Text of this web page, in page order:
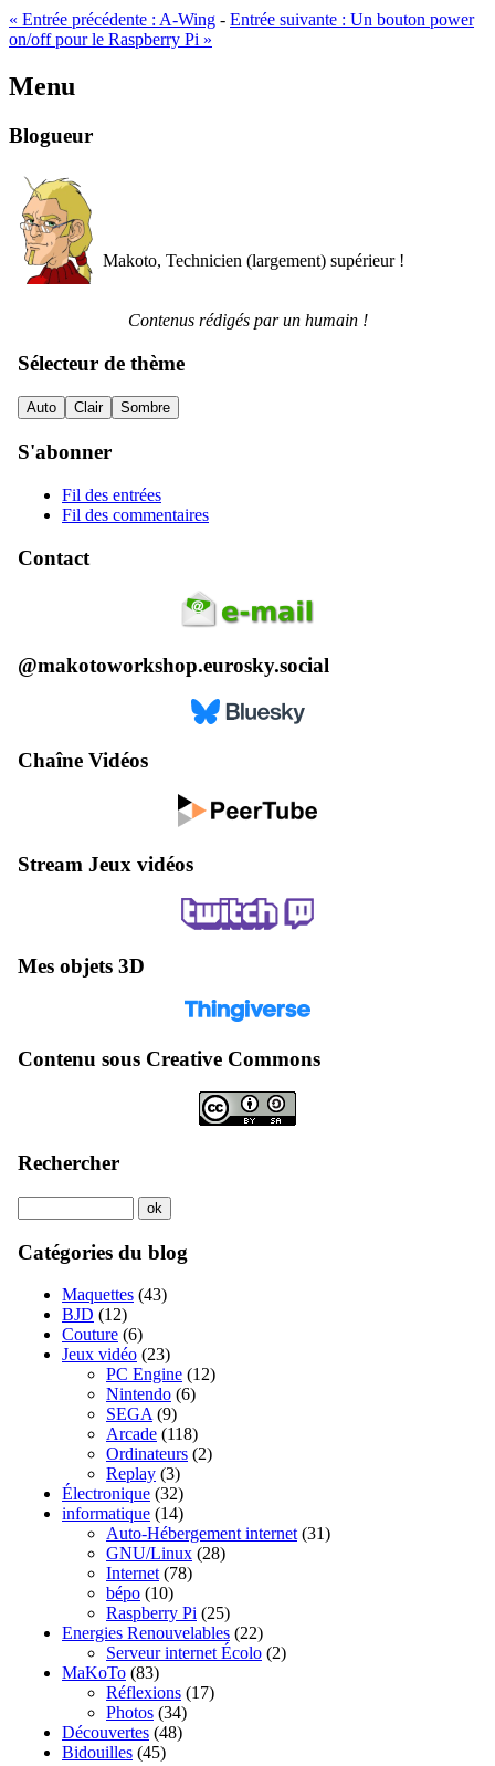
« Entrée précédente : A-Wing - Entrée suivante : Un bouton power
on/off pour le Raspberry Pi »
Menu
Blogueur
Makoto, Technicien (largement) supérieur !
Contenus rédigés par un humain !
Sélecteur de thème
Auto Clair Sombre
S'abonner
Fil des entrées
Fil des commentaires
Contact
@makotoworkshop.eurosky.social
Chaîne Vidéos
Stream Jeux vidéos
Mes objets 3D
Contenu sous Creative Commons
Rechercher
Catégories du blog
Maquettes (43)
BJD (12)
Couture (6)
Jeux vidéo (23)
PC Engine (12)
Nintendo (6)
SEGA (9)
Arcade (118)
Ordinateurs (2)
Replay (3)
Électronique (32)
informatique (14)
Auto-Hébergement internet (31)
GNU/Linux (28)
Internet (78)
bépo (10)
Raspberry Pi (25)
Energies Renouvelables (22)
Serveur internet Écolo (2)
MaKoTo (83)
Réflexions (17)
Photos (34)
Découvertes (48)
Bidouilles (45)